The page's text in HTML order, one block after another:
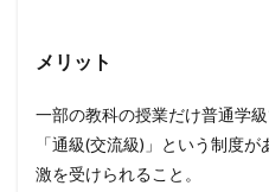
メリット
一部の教科の授業だけ普通学
「通級(交流級)」という制度
激を受けられること。